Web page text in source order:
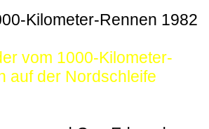
Kilometer-Rennen 1982
vom 1000-Kilometer-
auf der Nordschleife